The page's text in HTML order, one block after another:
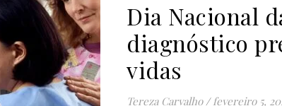
Dia Nacional
diagnóstico
vidas
Tereza Carvalho / fevereiro 5,